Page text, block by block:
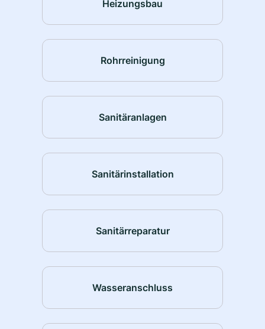
Heizungsbau
Rohrreinigung
Sanitäranlagen
Sanitärinstallation
Sanitärreparatur
Wasseranschluss